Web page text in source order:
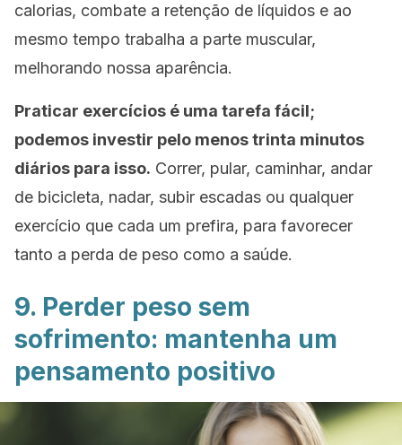
calorias, combate a retenção de líquidos e ao
mesmo tempo trabalha a parte muscular,
melhorando nossa aparência.
Praticar exercícios é uma tarefa fácil;
podemos investir pelo menos trinta minutos
diários para isso. Correr, pular, caminhar, andar
de bicicleta, nadar, subir escadas ou qualquer
exercício que cada um prefira, para favorecer
tanto a perda de peso como a saúde.
9. Perder peso sem
sofrimento: mantenha um
pensamento positivo